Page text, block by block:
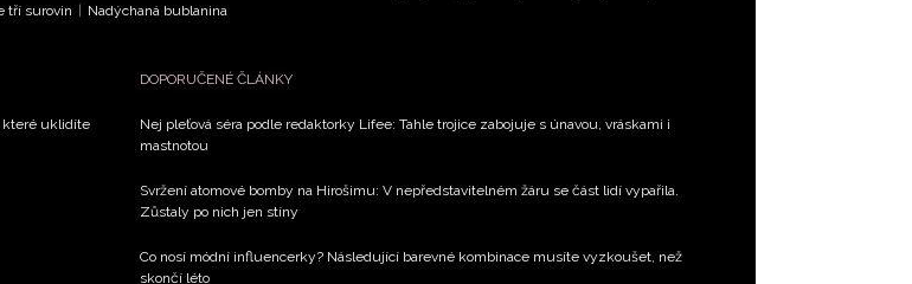
tří surovin | Nadýchaná bublanina
které uklidíte
DOPORUČENÉ ČLÁNKY
Nej pleťová séra podle redaktorky Lifee: Tahle trojice zabojuje s únavou, vráskami i
mastnotou
Svržení atomové bomby na Hirošimu: V nepředstavitelném žáru se část lidí vypařila.
Zůstaly po nich jen stíny
Co nosí módní influencerky? Následující barevné kombinace musíte vyzkoušet, než
skončí léto